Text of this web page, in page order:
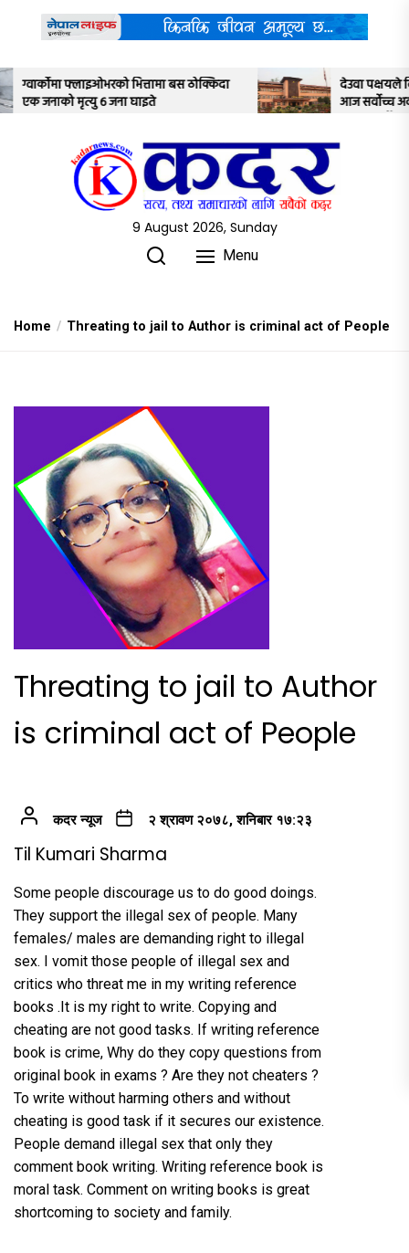
content
ठोक्किदा
देउवा पक्षयले दिएकोे पुनरावलोकन निवेदनमाथि
आज सर्वोच्च अदालतका तीन न्यायाधीशले
9 August 2026, Sunday
Menu
Home Threating to jail to Author is criminal act of People
Threating to jail to Author
is criminal act of People
कदर न्यूज २ श्रावण २०७८, शनिबार १७:२३
Til Kumari Sharma
Some people discourage us to do good doings.
They support the illegal sex of people. Many
females/ males are demanding right to illegal
sex. I vomit those people of illegal sex and
critics who threat me in my writing reference
books .It is my right to write. Copying and
cheating are not good tasks. If writing reference
book is crime, Why do they copy questions from
original book in exams ? Are they not cheaters ?
To write without harming others and without
cheating is good task if it secures our existence.
People demand illegal sex that only they
comment book writing. Writing reference book is
moral task. Comment on writing books is great
shortcoming to society and family.